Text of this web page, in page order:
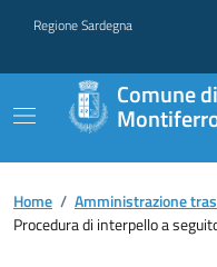
Regione Sardegna
Comune
Home / Amministrazione
Procedura di interpello a